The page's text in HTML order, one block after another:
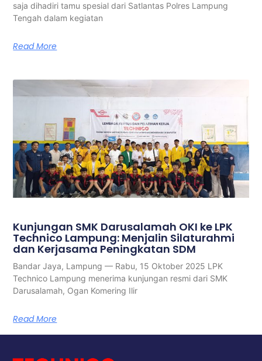
saja dihadiri tamu spesial dari Satlantas Polres Lampung
Tengah dalam kegiatan
Read More
Kunjungan SMK Darusalamah OKI ke LPK
Technico Lampung: Menjalin Silaturahmi
dan Kerjasama Peningkatan SDM
Bandar Jaya, Lampung — Rabu, 15 Oktober 2025 LPK
Technico Lampung menerima kunjungan resmi dari SMK
Darusalamah, Ogan Komering Ilir
Read More